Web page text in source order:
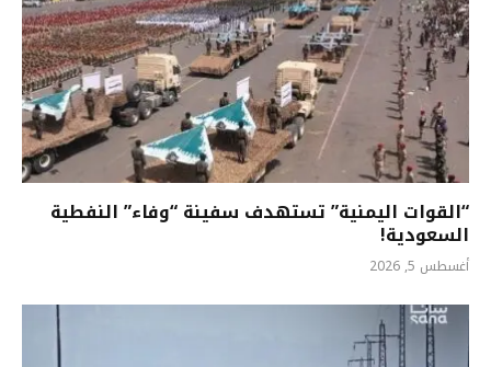
“القوات اليمنية” تستهدف سفينة “وفاء” النفطية
السعودية!
أغسطس 5, 2026